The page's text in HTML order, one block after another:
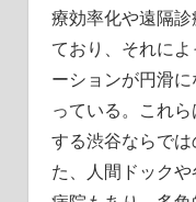
療効率化や遠隔
ており、それに
ーションが円滑
っている。これ
する渋谷ならで
た、人間ドック